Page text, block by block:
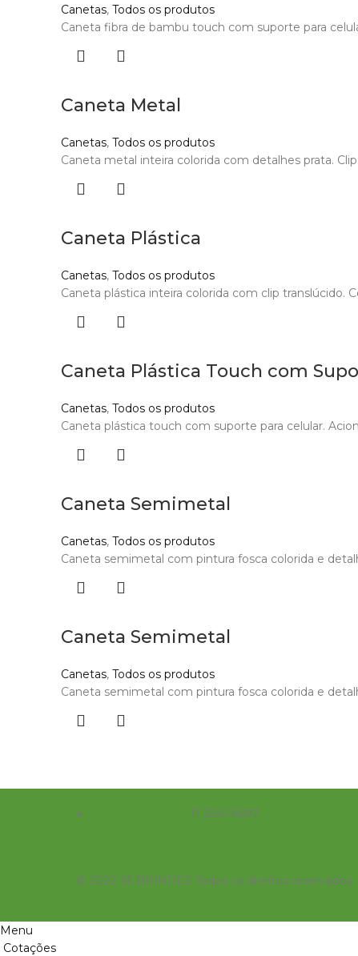
Canetas, Todos os produtos
Caneta fibra de bambu touch com suporte para
Caneta Metal
Canetas, Todos os produtos
Caneta metal inteira colorida com detalhes prata.
Caneta Plástica
Canetas, Todos os produtos
Caneta plástica inteira colorida com clip
Caneta Plástica Touch com
Canetas, Todos os produtos
Caneta plástica touch com suporte para celular.
Caneta Semimetal
Canetas, Todos os produtos
Caneta semimetal com pintura fosca colorida e
Caneta Semimetal
Canetas, Todos os produtos
Caneta semimetal com pintura fosca colorida e
11 2241-6697
© 2022 X5 BRINDES Todos os direitos reservados
Menu
Cotações